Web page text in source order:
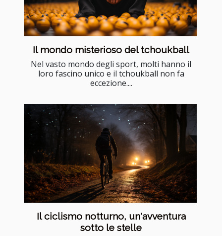
Il mondo misterioso del tchoukball
Nel vasto mondo degli sport, molti hanno il
loro fascino unico e il tchoukball non fa
eccezione....
Il ciclismo notturno, un'avventura
sotto le stelle